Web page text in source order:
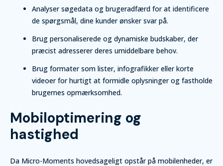
Analyser søgedata og brugeradfærd for at identificere
de spørgsmål, dine kunder ønsker svar på.
Brug personaliserede og dynamiske budskaber, der
præcist adresserer deres umiddelbare behov.
Brug formater som lister, infografikker eller korte
videoer for hurtigt at formidle oplysninger og fastholde
brugernes opmærksomhed.
Mobiloptimering og
hastighed
Da Micro-Moments hovedsageligt opstår på mobilenheder, er